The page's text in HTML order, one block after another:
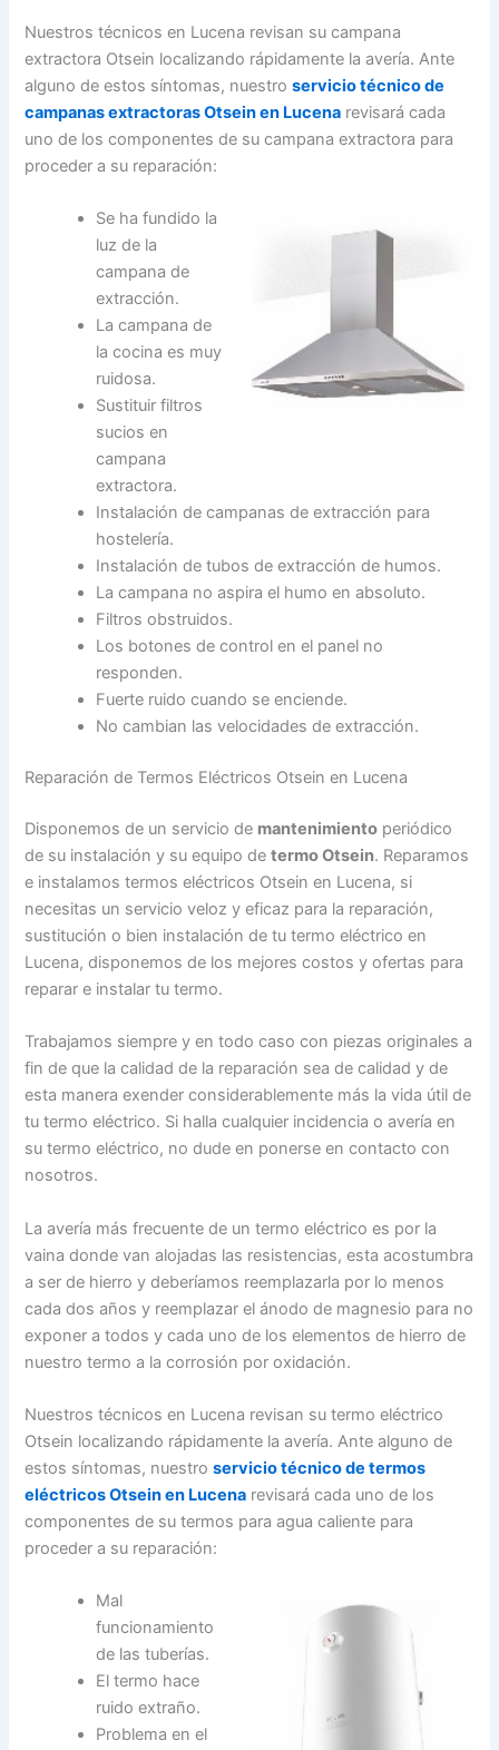
Nuestros técnicos en Lucena revisan su campana
extractora Otsein localizando rápidamente la avería. Ante
alguno de estos síntomas, nuestroservicio técnico de
campanas extractoras Otsein en Lucena revisará cada
uno de los componentes de su campana extractora para
proceder a su reparación:
Se ha fundido la
luz de la
campana de
extracción.
La campana de
la cocina es muy
ruidosa.
Sustituir filtros
sucios en
campana
extractora.
Instalación de campanas de extracción para
hostelería.
Instalación de tubos de extracción de humos.
La campana no aspira el humo en absoluto.
Filtros obstruidos.
Los botones de control en el panel no
responden.
Fuerte ruido cuando se enciende.
No cambian las velocidades de extracción.
Reparación de Termos Eléctricos Otsein en Lucena
Disponemos de un servicio de mantenimiento periódico
de su instalación y su equipo determo Otsein. Reparamos
e instalamos termos eléctricos Otsein en Lucena, si
necesitas un servicio veloz y eficaz para la reparación,
sustitución o bien instalación de tu termo eléctrico en
Lucena, disponemos de los mejores costos y ofertas para
reparar e instalar tu termo.
Trabajamos siempre y en todo caso con piezas originales a
fin de que la calidad de la reparación sea de calidad y de
esta manera exender considerablemente más la vida útil de
tu termo eléctrico. Si halla cualquier incidencia o avería en
su termo eléctrico, no dude en ponerse en contacto con
nosotros.
La avería más frecuente de un termo eléctrico es por la
vaina donde van alojadas las resistencias, esta acostumbra
a ser de hierro y deberíamos reemplazarla por lo menos
cada dos años y reemplazar el ánodo de magnesio para no
exponer a todos y cada uno de los elementos de hierro de
nuestro termo a la corrosión por oxidación.
Nuestros técnicos en Lucena revisan su termo eléctrico
Otsein localizando rápidamente la avería. Ante alguno de
estos síntomas, nuestroservicio técnico de termos
eléctricos Otsein en Lucena revisará cada uno de los
componentes de su termos para agua caliente para
proceder a su reparación:
Mal
funcionamiento
de las tuberías.
El termo hace
ruido extraño.
Problema en el